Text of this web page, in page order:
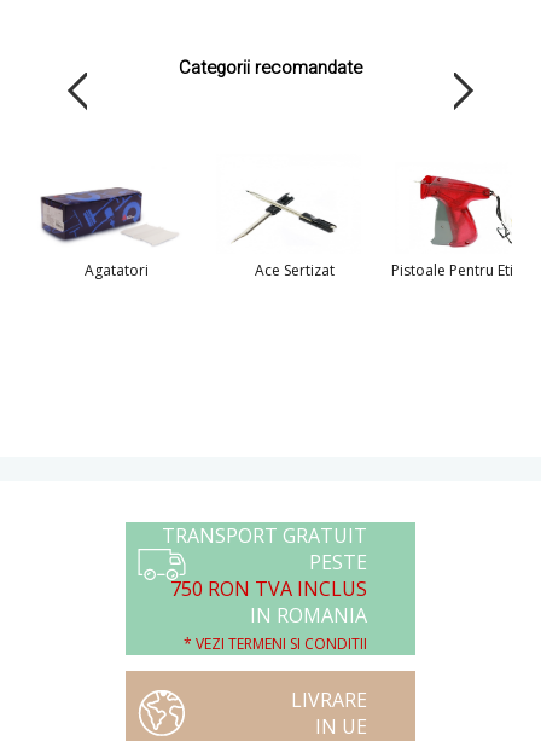
Categorii recomandate
Agatatori Ace Sertizat Pistoale Pentru
TRANSPORT GRATUIT
PESTE
750 RON TVA INCLUS
IN ROMANIA
* VEZI TERMENI SI CONDITII
LIVRARE
IN UE